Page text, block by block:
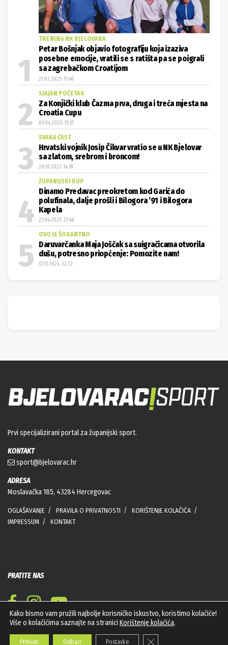
TRENING NK BJELOVARA
Petar Bošnjak objavio fotografiju koja izaziva
posebne emocije, vratili se s ratišta pa se poigrali
sa zagrebačkom Croatijom
21.02.2025. 11:48
SJAJAN POČETAK
Za Konjički klub Čazma prva, druga i treća mjesta na
Croatia Cupu
03.04.2025. 15:31
SVAKA ČAST
Hrvatski vojnik Josip Čikvar vratio se u NK Bjelovar
sa zlatom, srebrom i broncom!
20.10.2023. 14:18
ŽUPANIJSKI KUP
Dinamo Predavac preokretom kod Garića do
polufinala, dalje prošli i Bilogora ’91 i Bilogora
Kapela
23.04.2025. 21:48
OVO JE ŠOKANTNO
Daruvarčanka Maja Joščak sa suigračicama otvorila
dušu, potresno priopćenje: Pomozite nam!
12.11.2024. 22:22
Prvi specijalizirani portal za županijski sport.
KONTAKT
sport@bjelovarac.hr
ADRESA
Moslavačka 185, 43284 Hercegovac
OGLAŠAVANJE PRAVILA O PRIVATNOSTI
KORIŠTENJE KOLAČIĆA
IMPRESSUM
KONTAKT
PRATITE NAS
Kako bismo vam pružili najbolje korisničko iskustvo, koristimo kolačiće!
Više o kolačićima saznajte na stranici Korištenje kolačića.
Prihvati Odbaci Postavke Close GDPR Cookie Banner